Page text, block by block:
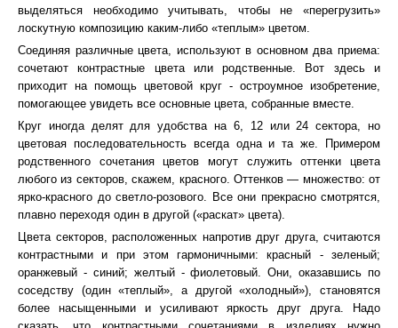
выделяться необходимо учитывать, чтобы не «перегрузить»
лоскутную композицию каким-либо «теплым» цветом.
Соединяя различные цвета, используют в основном два приема:
сочетают контрастные цвета или родственные. Вот здесь и
приходит на помощь цветовой круг - остроумное изобретение,
помогающее увидеть все основные цвета, собранные вместе.
Круг иногда делят для удобства на 6, 12 или 24 сектора, но
цветовая последовательность всегда одна и та же. Примером
родственного сочетания цветов могут служить оттенки цвета
любого из секторов, скажем, красного. Оттенков — множество: от
ярко-красного до светло-розового. Все они прекрасно смотрятся,
плавно переходя один в другой («раскат» цвета).
Цвета секторов, расположенных напротив друг друга, считаются
контрастными и при этом гармоничными: красный - зеленый;
оранжевый - синий; желтый - фиолетовый. Они, оказавшись по
соседству (один «теплый», а другой «холодный»), становятся
более насыщенными и усиливают яркость друг друга. Надо